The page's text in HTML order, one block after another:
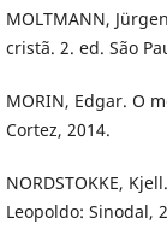
MOLTMANN,
cristã. 2. ed. São
MORIN, Edgar. O
Cortez, 2014.
NORDSTOKKE,
Leopoldo: Sinodal,